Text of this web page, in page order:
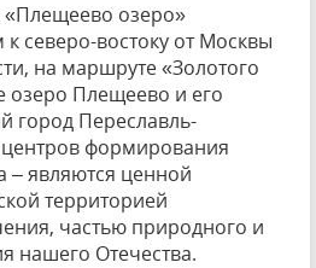
озеро»
северо-востоку от Москвы
на маршруте «Золотого
озеро Плещеево и его
город Переславль-
формирования
– являются ценной
территорией
частью природного и
нашего Отечества.